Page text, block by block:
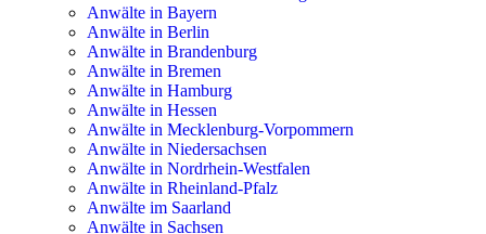
Anwälte in Bayern
Anwälte in Berlin
Anwälte in Brandenburg
Anwälte in Bremen
Anwälte in Hamburg
Anwälte in Hessen
Anwälte in Mecklenburg-Vorpommern
Anwälte in Niedersachsen
Anwälte in Nordrhein-Westfalen
Anwälte in Rheinland-Pfalz
Anwälte im Saarland
Anwälte in Sachsen